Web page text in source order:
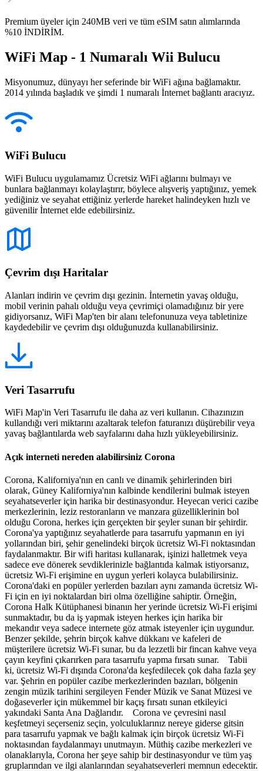
Premium üyeler için 240MB veri ve tüm eSIM satın alımlarında
%10 İNDİRİM.
WiFi Map - 1 Numaralı Wii Bulucu
Misyonumuz, dünyayı her seferinde bir WiFi ağına bağlamaktır.
2014 yılında başladık ve şimdi 1 numaralı İnternet bağlantı aracıyız.
WiFi Bulucu
WiFi Bulucu uygulamamız Ücretsiz WiFi ağlarını bulmayı ve
bunlara bağlanmayı kolaylaştırır, böylece alışveriş yaptığınız, yemek
yediğiniz ve seyahat ettiğiniz yerlerde hareket halindeyken hızlı ve
güvenilir İnternet elde edebilirsiniz.
Çevrim dışı Haritalar
Alanları indirin ve çevrim dışı gezinin. İnternetin yavaş olduğu,
mobil verinin pahalı olduğu veya çevrimiçi olamadığınız bir yere
gidiyorsanız, WiFi Map'ten bir alanı telefonunuza veya tabletinize
kaydedebilir ve çevrim dışı olduğunuzda kullanabilirsiniz.
Veri Tasarrufu
WiFi Map'in Veri Tasarrufu ile daha az veri kullanın. Cihazınızın
kullandığı veri miktarını azaltarak telefon faturanızı düşürebilir veya
yavaş bağlantılarda web sayfalarını daha hızlı yükleyebilirsiniz.
Açık interneti nereden alabilirsiniz Corona
Corona, Kaliforniya'nın en canlı ve dinamik şehirlerinden biri
olarak, Güney Kaliforniya'nın kalbinde kendilerini bulmak isteyen
seyahatseverler için harika bir destinasyondur. Heyecan verici cazibe
merkezlerinin, leziz restoranların ve manzara güzelliklerinin bol
olduğu Corona, herkes için gerçekten bir şeyler sunan bir şehirdir.
Corona'ya yaptığınız seyahatlerde para tasarrufu yapmanın en iyi
yollarından biri, şehir genelindeki birçok ücretsiz Wi-Fi noktasından
faydalanmaktır. Bir wifi haritası kullanarak, işinizi halletmek veya
sadece eve dönerek sevdiklerinizle bağlantıda kalmak istiyorsanız,
ücretsiz Wi-Fi erişimine en uygun yerleri kolayca bulabilirsiniz.
Corona'daki en popüler yerlerden bazıları aynı zamanda ücretsiz Wi-
Fi için en iyi noktalardan biri olma özelliğine sahiptir. Örneğin,
Corona Halk Kütüphanesi binanın her yerinde ücretsiz Wi-Fi erişimi
sunmaktadır, bu da iş yapmak isteyen herkes için harika bir
mekandır veya sadece internete göz atmak isteyenler için uygundur.
Benzer şekilde, şehrin birçok kahve dükkanı ve kafeleri de
müşterilere ücretsiz Wi-Fi sunar, bu da lezzetli bir fincan kahve veya
çayın keyfini çıkarırken para tasarrufu yapma fırsatı sunar. Tabii
ki, ücretsiz Wi-Fi dışında Corona'da keşfedilecek çok daha fazla şey
var. Şehrin en popüler cazibe merkezlerinden bazıları, bölgenin
zengin müzik tarihini sergileyen Fender Müzik ve Sanat Müzesi ve
doğaseverler için mükemmel bir kaçış fırsatı sunan etkileyici
yakındaki Santa Ana Dağlarıdır. Corona ve çevresini nasıl
keşfetmeyi seçerseniz seçin, yolculuklarınız nereye giderse gitsin
para tasarrufu yapmak ve bağlı kalmak için birçok ücretsiz Wi-Fi
noktasından faydalanmayı unutmayın. Müthiş cazibe merkezleri ve
olanaklarıyla, Corona her şeye sahip bir destinasyondur ve tüm yaş
gruplarından ve ilgi alanlarından seyahatseverleri memnun edecektir.